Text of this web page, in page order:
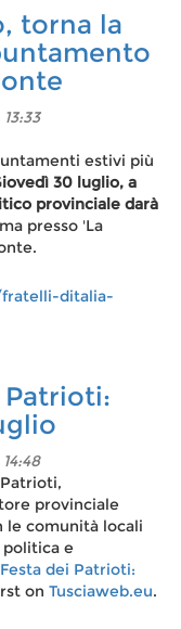
torna la
estivi più
30 luglio, a
provinciale darà
presso 'La
ditalia-
Patrioti:
provinciale
le comunità locali
politica e
dei Patrioti:
on Tusciaweb.eu.